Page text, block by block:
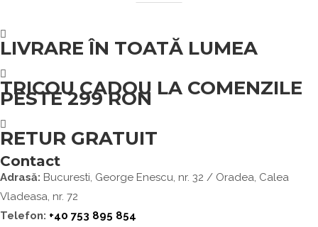
Boocanci Casual
Ceasuri Stemata
LIVRARE ÎN TOATĂ LUMEA
TRICOU CADOU LA COMENZILE
PESTE 299 RON
RETUR GRATUIT
Contact
Adrasă: Bucuresti, George Enescu, nr. 32 / Oradea, Calea
Vladeasa, nr. 72
Telefon: +40 753 895 854